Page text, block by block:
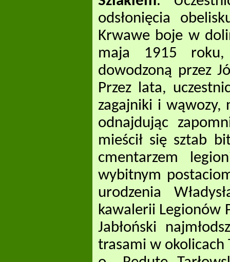
odsłonięcia
Krwawe boje w
maja 1915 roku,
dowodzoną przez
Przez lata,
zagajniki i wąwozy,
odnajdując
mieścił się sztab
cmentarzem
wybitnym
urodzenia
kawalerii Legionów
Jabłoński
trasami w okolicach